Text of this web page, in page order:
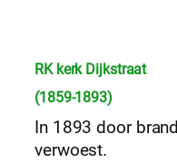
RK kerk Dijkstraat
(1859-1893)
In 1893 door brand
verwoest.